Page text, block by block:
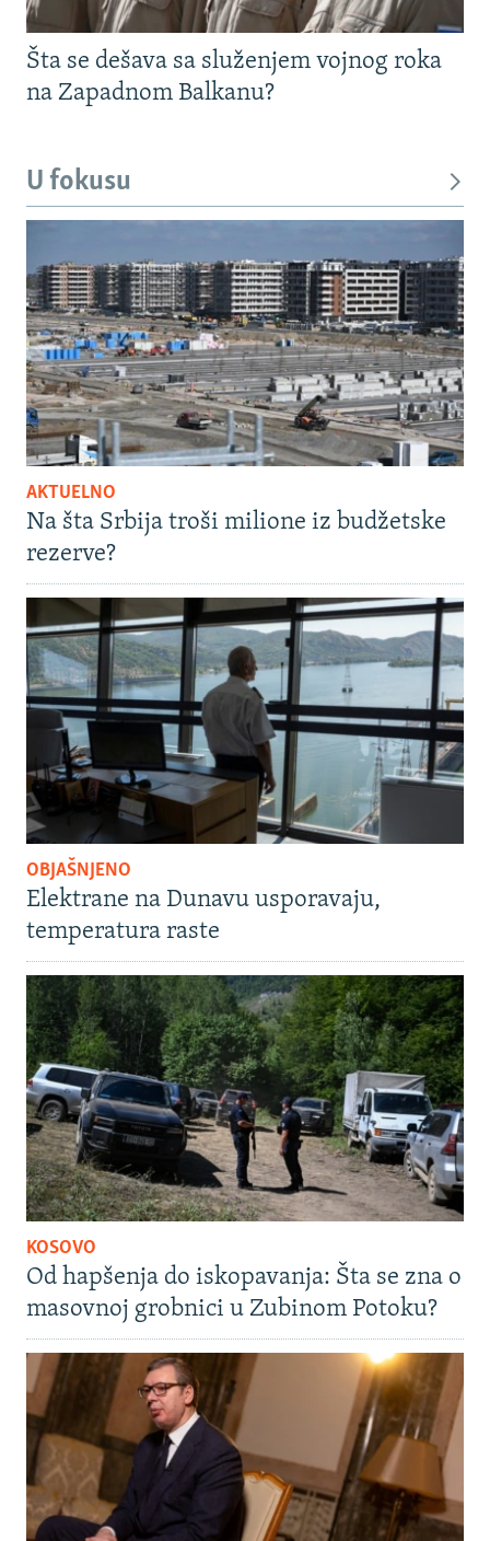
Šta se dešava sa služenjem vojnog roka
na Zapadnom Balkanu?
U fokusu
AKTUELNO
Na šta Srbija troši milione iz budžetske
rezerve?
OBJAŠNJENO
Elektrane na Dunavu usporavaju,
temperatura raste
KOSOVO
Od hapšenja do iskopavanja: Šta se zna o
masovnoj grobnici u Zubinom Potoku?